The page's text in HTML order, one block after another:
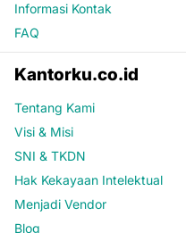
Informasi Kontak
FAQ
Kantorku.co.id
Tentang Kami
Visi & Misi
SNI & TKDN
Hak Kekayaan Intelektual
Menjadi Vendor
Blog